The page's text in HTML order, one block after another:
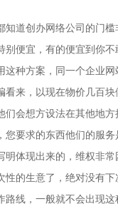
道创办网络公司的门
便宜，有的便宜到你
种方案，同一个企业
来，以现在物价几百
会想方设法在其他地
要求的东西他们的服
体现出来的，维权非
的生意了，绝对没有
线，一般就不会出现